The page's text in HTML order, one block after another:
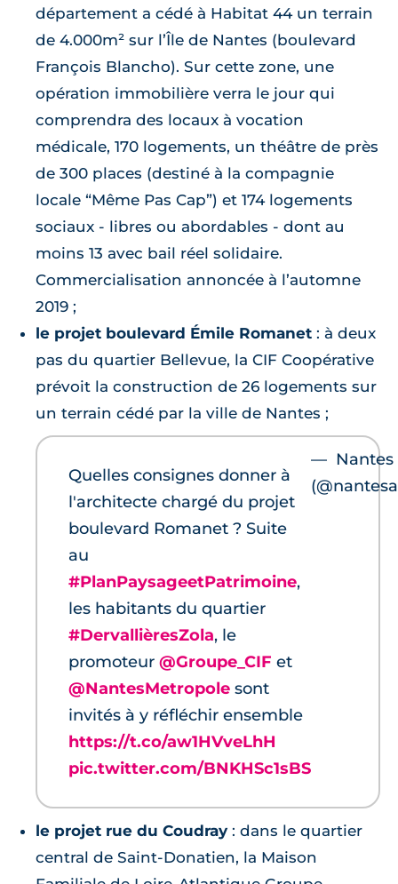
département a cédé à Habitat 44 un terrain
de 4.000m² sur l’Île de Nantes (boulevard
François Blancho). Sur cette zone, une
opération immobilière verra le jour qui
comprendra des locaux à vocation
médicale, 170 logements, un théâtre de près
de 300 places (destiné à la compagnie
locale “Même Pas Cap”) et 174 logements
sociaux - libres ou abordables - dont au
moins 13 avec bail réel solidaire.
Commercialisation annoncée à l’automne
2019 ;
le projet boulevard Émile Romanet : à deux
pas du quartier Bellevue, la CIF Coopérative
prévoit la construction de 26 logements sur
un terrain cédé par la ville de Nantes ;
Quelles consignes donner à
l'architecte chargé du projet
boulevard Romanet ? Suite
au
#PlanPaysageetPatrimoine,
les habitants du quartier
#DervallièresZola, le
promoteur @Groupe_CIF et
@NantesMetropole sont
invités à y réfléchir ensemble
https://t.co/aw1HVveLhH
pic.twitter.com/BNKHSc1sBS
— Nantes
le projet rue du Coudray : dans le quartier
central de Saint-Donatien, la Maison